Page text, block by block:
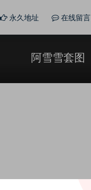
永久地址 在线留言
阿雪雪套图